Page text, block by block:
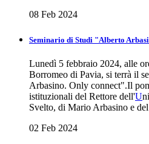
08 Feb 2024
Seminario di Studi "Alberto
Lunedì 5 febbraio 2024, alle
Borromeo di Pavia, si terrà il
Arbasino. Only connect".Il
istituzionali del Rettore dell'U
Svelto, di Mario Arbasino e
02 Feb 2024